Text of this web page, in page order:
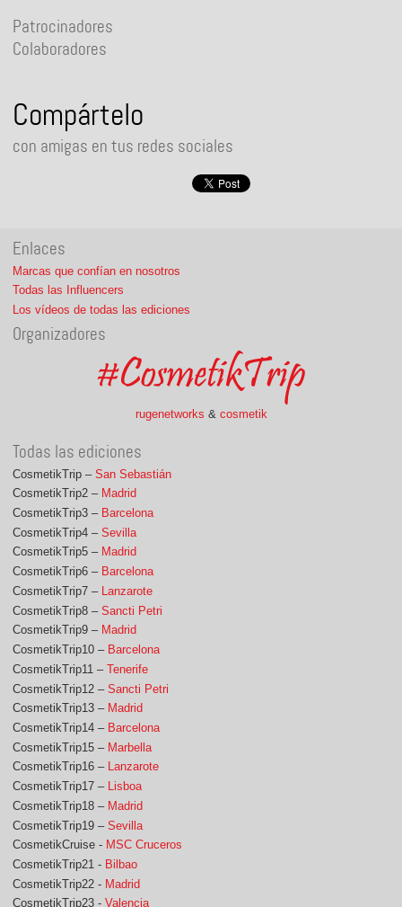
Patrocinadores
Colaboradores
Compártelo
con amigas en tus redes sociales
Enlaces
Marcas que confían en nosotros
Todas las Influencers
Los vídeos de todas las ediciones
Organizadores
rugenetworks & cosmetik
Todas las ediciones
CosmetikTrip –San Sebastián
CosmetikTrip2 – Madrid
CosmetikTrip3 – Barcelona
CosmetikTrip4 –Sevilla
CosmetikTrip5 – Madrid
CosmetikTrip6 – Barcelona
CosmetikTrip7 –
Lanzarote
CosmetikTrip8 –Sancti Petri
CosmetikTrip9 – Madrid
CosmetikTrip10 – Barcelona
CosmetikTrip11 –Tenerife
CosmetikTrip12 –Sancti Petri
CosmetikTrip13 – Madrid
CosmetikTrip14 – Barcelona
CosmetikTrip15 – Marbella
CosmetikTrip16 – Lanzarote
CosmetikTrip17 – Lisboa
CosmetikTrip18 – Madrid
CosmetikTrip19 –Sevilla
CosmetikCruise - MSC Cruceros
CosmetikTrip21 - Bilbao
CosmetikTrip22 - Madrid
CosmetikTrip23 -Valencia